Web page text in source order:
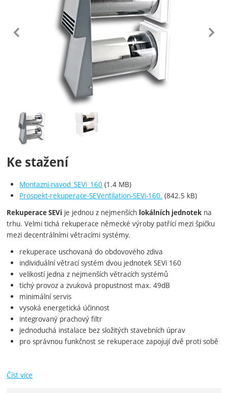
předchozí
Fotografie
Ke stažení
Montazni-navod_SEVi_160 (1.4 MB)
Prospekt-rekuperace-SEVentilation-SEVi-160. (842.5 kB)
Rekuperace SEVi je jednou z nejmenších lokálních jednotek na
trhu. Velmi tichá rekuperace německé výroby patřící mezi špičku
mezi decentrálními větracími systémy.
rekuperace uschovaná do obdovového zdiva
individuální větrací systém dvou jednotek SEVi 160
velikostí jedna z nejmenších větracích systémů
tichý provoz a zvuková propustnost max. 49dB
minimální servis
vysoká energetická účinnost
integrovaný prachový filtr
jednoduchá instalace bez složitých stavebních úprav
pro správnou funkčnost se rekuperace zapojují dvě proti sobě
Číst více